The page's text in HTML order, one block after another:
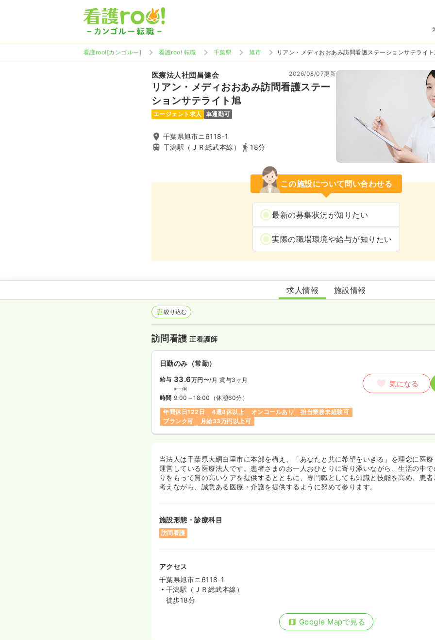
看護roo![カンゴルー] 看護roo! 転職 千葉県 旭市 リアン・メディおおあみ訪問看護ステーションサテライ
医療法人社団昌健会
リアン・メディおおあみ訪問看護ステー
ションサテライト旭
2026/08/07更新
エージェント求人 車通勤可
千葉県旭市ニ6118-1
干潟駅（ＪＲ総武本線）
18分
この施設について問い合わせる
最新の募集状況が知りたい
実際の職場環境や給与が知りたい
リアン・メディおおあみ訪問看護ステーションサテライト旭
求人情報 施設情報
絞り込む
訪問看護正看護師
日勤のみ（常勤）
給与 33.6万円〜/月 賞与3ヶ月
※一例
時間 9:00～18:00 （休憩60分）
年間休日122日
4週8休以上 オンコールあり
担当業務未経験可
ブランク可
月給33万円以上可
気になる
当法人は千葉県大網白里市に本部を構え、「あなたと共に希望をいきる」を理念に医
運営している医療法人です。患者さまのお一人おひとりに寄り添いながら、生活の中
りをもって質の高いケアを提供するとともに、専門職としても知識と技能を高め、患
考えながら、誠意ある医療・介護を提供するように努めて参ります。
施設形態・診療科目
訪問看護
アクセス
千葉県旭市ニ6118-1
干潟駅（ＪＲ総武本線）
徒歩18分
Google Mapで見る